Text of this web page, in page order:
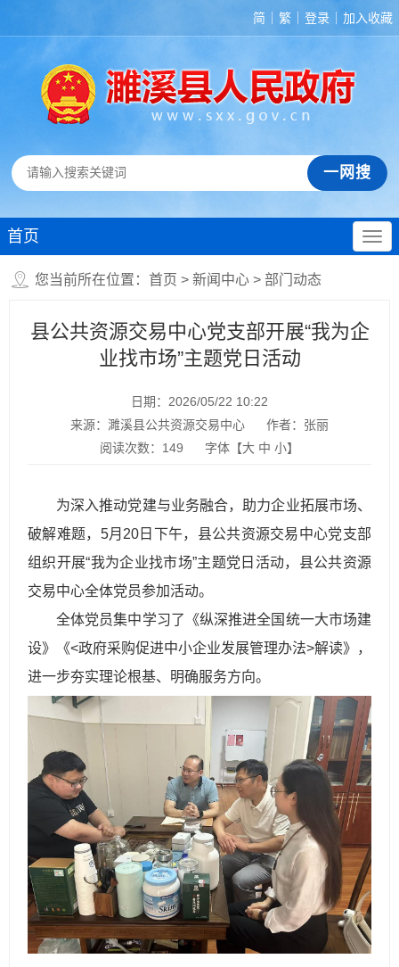
简 繁 登录 加入收藏
首页
您当前所在位置： 首页 > 新闻中心 > 部门动态
县公共资源交易中心党支部开展“我为企
业找市场”主题党日活动
日期：2026/05/22 10:22
来源：濉溪县公共资源交易中心
作者：张丽
阅读次数： 149 字体【大 中 小】
为深入推动党建与业务融合，助力企业拓展市场、
破解难题，5月20日下午，县公共资源交易中心党支部
组织开展“我为企业找市场”主题党日活动，县公共资源
交易中心全体党员参加活动。
全体党员集中学习了《纵深推进全国统一大市场建
设》《<政府采购促进中小企业发展管理办法>解读》，
进一步夯实理论根基、明确服务方向。